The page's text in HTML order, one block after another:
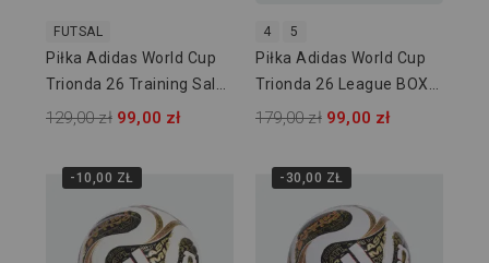
FUTSAL
Piłka Adidas World Cup
Trionda 26 Training Sala
JD8048
129,00 zł 99,00 zł
4 5
Piłka Adidas World Cup
Trionda 26 League BOX
JD8045
179,00 zł 99,00 zł
-10,00 ZŁ -30,00 ZŁ